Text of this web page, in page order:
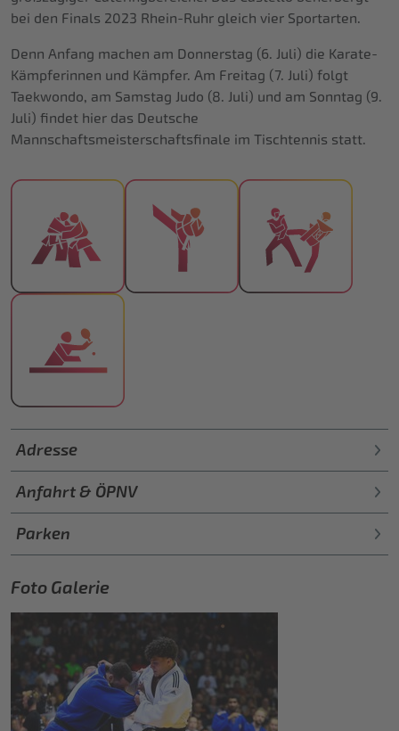
bei den Finals 2023 Rhein-Ruhr gleich vier Sportarten.
Denn Anfang machen am Donnerstag (6. Juli) die Karate-
Kämpferinnen und Kämpfer. Am Freitag (7. Juli) folgt
Taekwondo, am Samstag Judo (8. Juli) und am Sonntag (9.
Juli) findet hier das Deutsche
Mannschaftsmeisterschaftsfinale im Tischtennis statt.
Adresse
Anfahrt & ÖPNV
Parken
Foto Galerie